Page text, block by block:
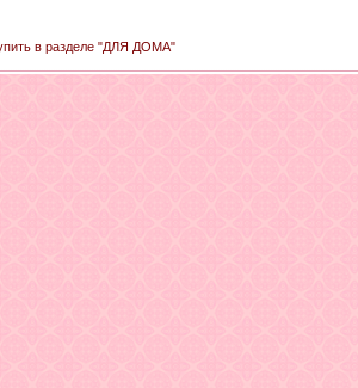
в разделе "ДЛЯ ДОМА"